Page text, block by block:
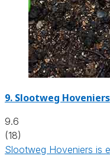
9. Slootweg Hoveniers
9.6
(18)
Slootweg Hoveniers is